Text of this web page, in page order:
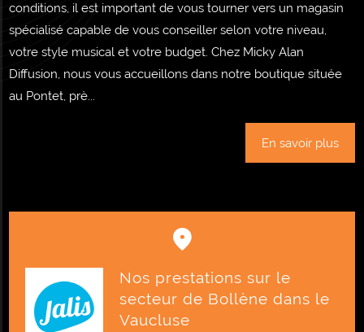
conditions, il est important de vous tourner vers un magasin
spécialisé capable de vous conseiller selon votre niveau,
votre style musical et votre budget. Chez Micky Alan
Diffusion, nous vous accueillons dans notre boutique située
au Pontet, prè...
En savoir plus
Nos prestations sur le
secteur de Bollène dans le
Vaucluse